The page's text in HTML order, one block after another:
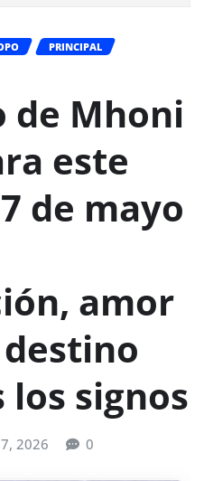
PRINCIPAL
de Mhoni
este
de mayo
amor
signos
2026 0